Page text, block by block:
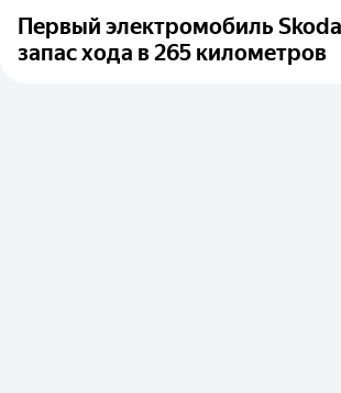
Первый электромобиль
запас хода в 265 километров